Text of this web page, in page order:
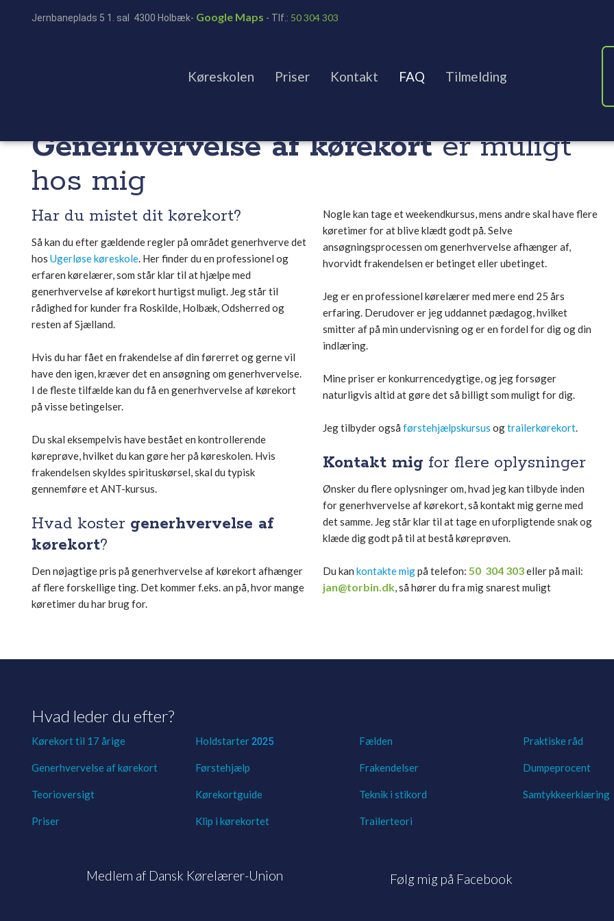
Jernbaneplads 5 1. sal 4300 Holbæk- Google Maps - ​Tlf.: 50 304 303
Køreskolen Priser Kontakt FAQ Tilmelding
Generhvervelse af kørekort​er muligt
hos mig
Har du mistet dit kørekort?
Så kan du efter gældende regler på området generhverve det
hosUgerløse køreskole. Her finder du en professionel og
erfaren kørelærer, som står klar til at hjælpe med
generhvervelse af kørekort hurtigst muligt. Jeg står til
rådighed for kunder fra Roskilde, Holbæk, Odsherred og
resten af Sjælland.
Hvis du har fået en frakendelse af din førerret og gerne vil
have den igen, kræver det en ansøgning om generhvervelse.
I de fleste tilfælde kan du få en generhvervelse af kørekort
på visse betingelser.
Du skal eksempelvis have bestået en kontrollerende
køreprøve, hvilket du kan gøre her på køreskolen. Hvis
frakendelsen skyldes spirituskørsel, skal du typisk
gennemføre et ANT-kursus.
Hvad koster generhvervelse af
kørekort?
Den nøjagtige pris på generhvervelse af kørekort afhænger
af flere forskellige ting. Det kommer f.eks. an på, hvor mange
køretimer du har brug for.
Nogle kan tage et weekendkursus, mens andre skal have flere
køretimer for at blive klædt godt på. Selve
ansøgningsprocessen om generhvervelse afhænger af,
hvorvidt frakendelsen er betinget eller ubetinget.
Jeg er en professionel kørelærer med mere end 25 års
erfaring. Derudover er jeg uddannet pædagog, hvilket
smitter af på min undervisning og er en fordel for dig og din
indlæring.
Mine priser er konkurrencedygtige, og jeg forsøger
naturligvis altid at gøre det så billigt som muligt for dig.
Jeg tilbyder ogsåførstehjælpskursus ogtrailerkørekort.
Kontakt mig for flere oplysninger
Ønsker du flere oplysninger om, hvad jeg kan tilbyde inden
for generhvervelse af kørekort, så kontakt mig gerne med
det samme. Jeg står klar til at tage en uforpligtende snak og
klæde dig godt på til at bestå køreprøven.
Du kankontakte migpå telefon:50 304 303eller på mail:
jan@torbin.dk, så hører du fra mig snarest muligt​​
Hvad leder du efter?
Kørekort til 17 årige
Generhvervelse af kørekort
Teorioversigt
Priser​
Holdstarter2025
Førstehjælp
Kørekortguide
Klip i kørekortet
Fælden
Frakendelser
Teknik i stikord
Trailerteori
Praktiske råd
Dumpeprocent
Samtykkeerklæring
​Medlem af Dansk Kørelærer-Union Følg mig på Facebook